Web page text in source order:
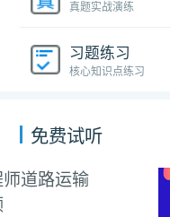
真题实战演练
习题练习
核心知识点练习
免费试听